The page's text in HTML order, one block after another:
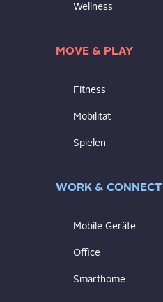
Wellness
MOVE & PLAY
Fitness
Mobilität
Spielen
WORK & CONNECT
Mobile Geräte
Office
Smarthome